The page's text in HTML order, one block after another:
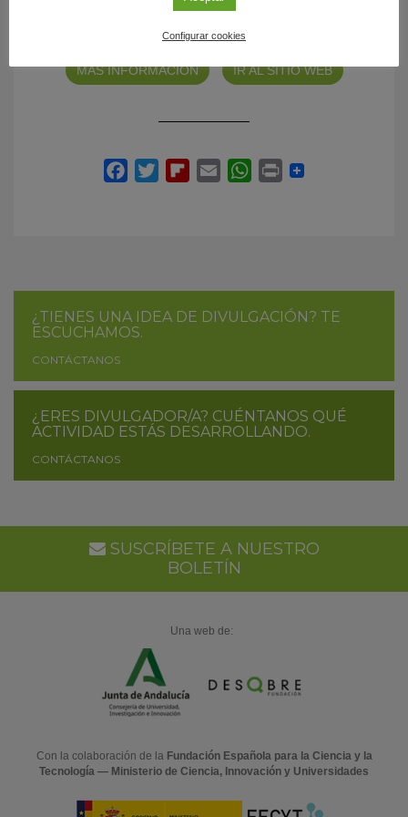
MÁS INFORMACIÓN IR AL SITIO WEB
¿TIENES UNA IDEA DE DIVULGACIÓN? TE
ESCUCHAMOS.
CONTÁCTANOS
¿ERES DIVULGADOR/A? CUÉNTANOS QUÉ
ACTIVIDAD ESTÁS DESARROLLANDO.
CONTÁCTANOS
SUSCRÍBETE A NUESTRO
BOLETÍN
Una web de:
Con la colaboración de la Fundación Española para la Ciencia y la
Tecnología — Ministerio de Ciencia, Innovación y Universidades
Configurar cookies